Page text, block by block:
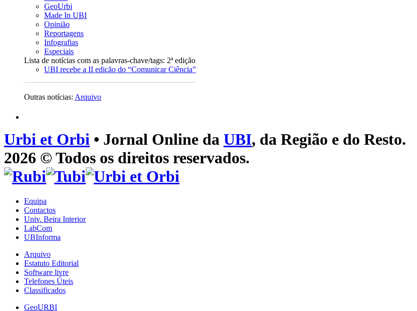
GeoUrbi
Made In UBI
Opinião
Reportagens
Infografias
Especiais
Lista de notícias com as palavras-chave/tags: 2ª edição
UBI recebe a II edição do “Comunicar Ciência”
Outras notícias: Arquivo
Urbi et Orbi • Jornal Online da UBI, da Região e do Resto.
2026 © Todos os direitos reservados.
Equipa
Contactos
Univ. Beira Interior
LabCom
UBInforma
Arquivo
Estatuto Editorial
Software livre
Telefones Úteis
Classificados
GeoURBI